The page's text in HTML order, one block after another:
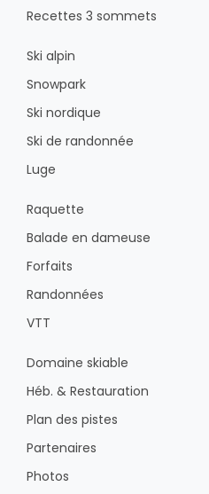
Recettes 3 sommets
Ski alpin
Snowpark
Ski nordique
Ski de randonnée
Luge
Raquette
Balade en dameuse
Forfaits
Randonnées
VTT
Domaine skiable
Héb. & Restauration
Plan des pistes
Partenaires
Photos